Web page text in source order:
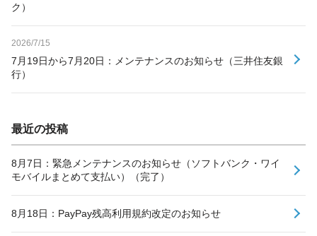
ク）
2026/7/15
7月19日から7月20日：メンテナンスのお知らせ（三井住友銀
行）
最近の投稿
8月7日：緊急メンテナンスのお知らせ（ソフトバンク・ワイ
モバイルまとめて支払い）（完了）
8月18日：PayPay残高利用規約改定のお知らせ